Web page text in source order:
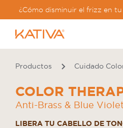
¿Cómo disminuir el frizz en tu
Productos Cuidado
COLOR
Anti-Brass & Blue
LIBERA TU CABELLO DE